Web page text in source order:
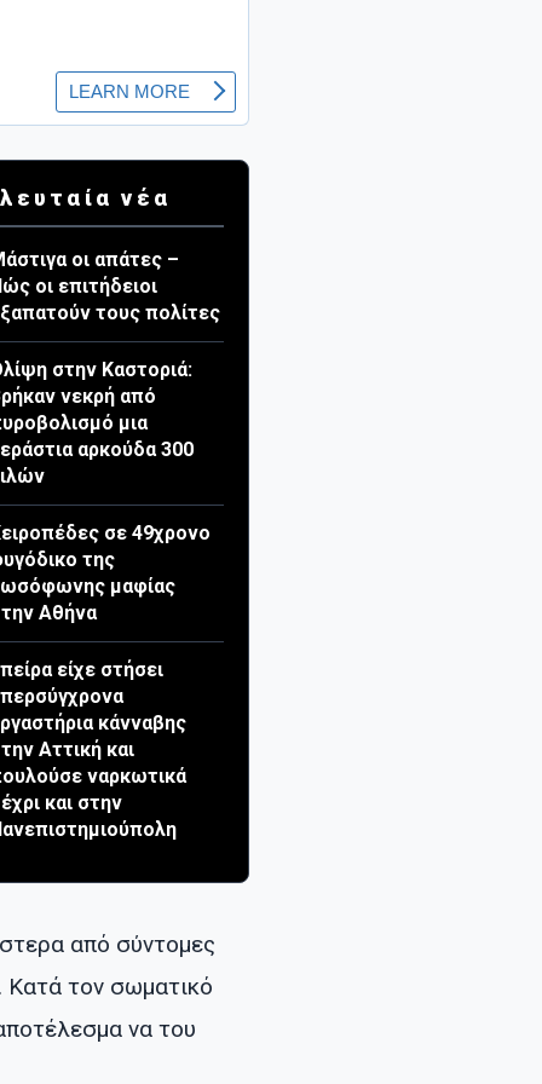
νέα
οι απάτες –
οι επιτήδειοι
τους πολίτες
στην Καστοριά:
νεκρή από
μια
αρκούδα 300
σε 49χρονο
της
μαφίας
Αθήνα
είχε στήσει
κάνναβης
Αττική και
ναρκωτικά
και στην
από σύντομες
Κατά τον σωματικό
να του